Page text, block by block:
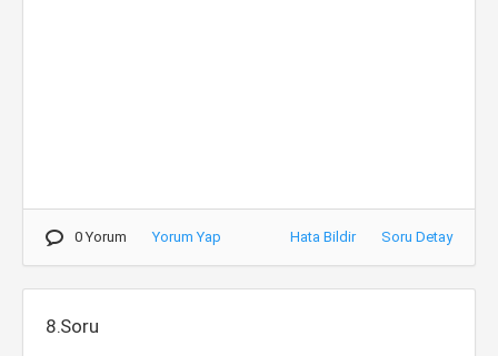
0 Yorum Yorum Yap Hata Bildir Soru Detay
8.Soru